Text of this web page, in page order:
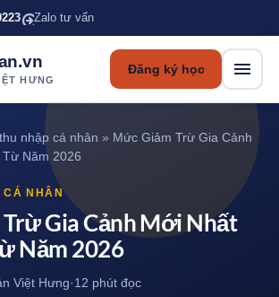
chínhZalo tư vấn
HƯNG
Đăng ký học
nhập cá nhân » Mức Giảm Trừ Gia Cảnh
Năm 2026
CÁ NHÂN
Gia Cảnh Mới Nhất
Năm 2026
Việt Hưng·12 phút đọc